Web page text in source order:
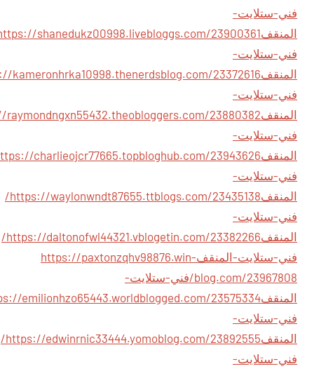
فني-ستلايت-
المنقف
فني-ستلايت-
المنقف
فني-ستلايت-
المنقف
فني-ستلايت-
المنقف
فني-ستلايت-
المنقف
https://waylonwndt87655.ttblogs.com/23435138/
فني-ستلايت-
المنقف
https://daltonofwl44321.vblogetin.com/23382266/
فني-ستلايت-المنقفhttps://paxtonzqhv98876.win-
blog.com/23967808/فني-ستلايت-
المنقف
فني-ستلايت-
المنقف
https://edwinrnic33444.yomoblog.com/23892555/
فني-ستلايت-